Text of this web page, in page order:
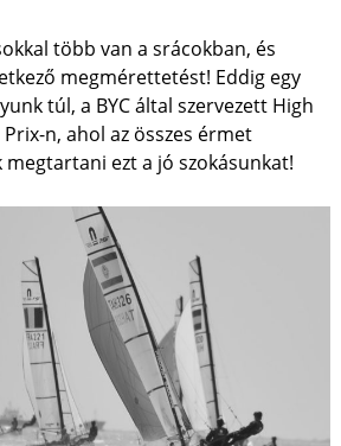
több van a srácokban, és
megmérettetést! Eddig egy
túl, a BYC által szervezett High
n, ahol az összes érmet
megtartani ezt a jó szokásunkat!